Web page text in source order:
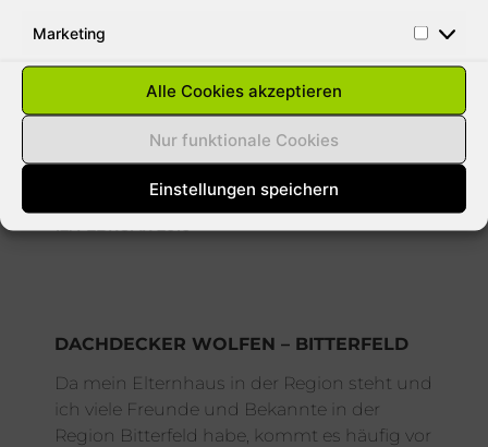
Marketing
Alle Cookies akzeptieren
Nur funktionale Cookies
Einstellungen speichern
Aus gegebenen Anlass weisen wie darauf
hin das bei der momentanen Wetterlage
jeder Hausbesitzer für Schäden durch
meisten versicherungen
12. FEBRUAR 2010
DACHDECKER WOLFEN – BITTERFELD
Da mein Elternhaus in der Region steht und
ich viele Freunde und Bekannte in der
Region Bitterfeld habe, kommt es häufig vor